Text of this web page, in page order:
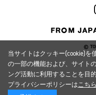
©
当サイトはクッキー(cookie)
の一部の機能および、サイト
ング活動に利用することを目
プライバシーポリシーはこちら